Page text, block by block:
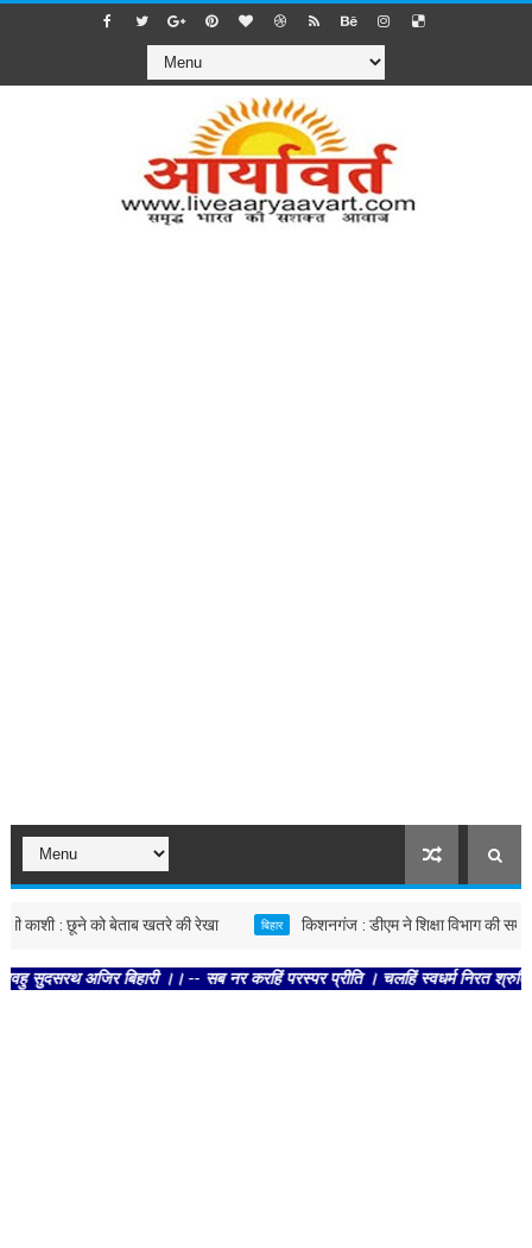
: छूने को बेताब खतरे की रेखा किशनगंज : डीएम ने शिक्षा विभाग की समीक्षा
अजिर बिहारी ।। -- सब नर करहिं परस्पर प्रीति । चलहिं स्वधर्म निरत